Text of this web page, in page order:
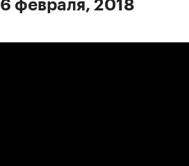
февраля, 2018